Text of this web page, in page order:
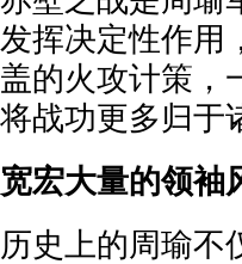
发挥决定性作用
盖的火攻计策，
将战功更多归于
宽宏大量的领袖
历史上的周瑜不